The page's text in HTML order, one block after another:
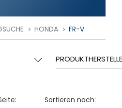
HONDA FR-V
Sortieren nach: